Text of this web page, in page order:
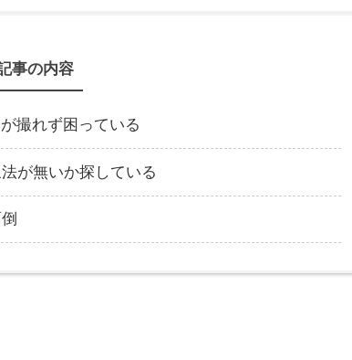
事の内容
撮れず困っている
が無いか探している